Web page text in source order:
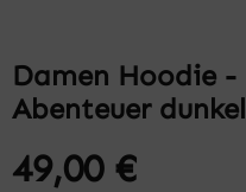
Damen Hoodie
Abenteuer
49,00 €